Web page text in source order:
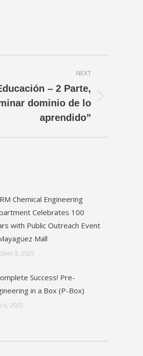
NEXT
– 2 Parte,
dominio de lo
aprendido”
Chemical Engineering
Celebrates 100
with Public Outreach Event
Mall
3, 2025
Success! Pre-
in a Box (P-Box)
6, 2025